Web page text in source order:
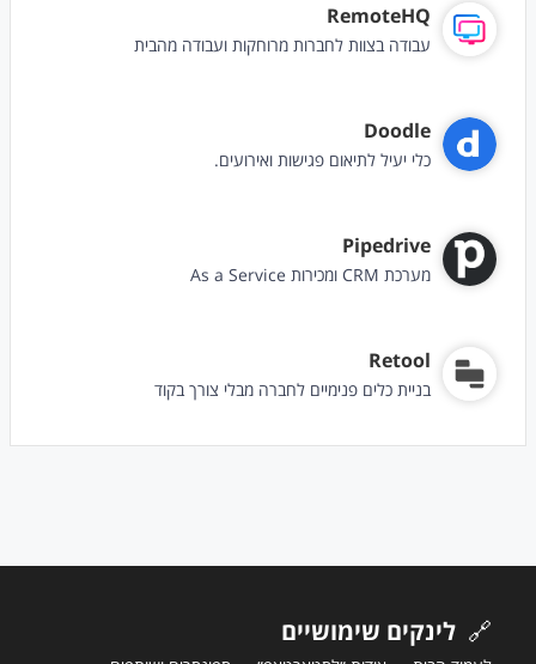
RemoteHQ
עבודה בצוות לחברות מרוחקות ועבודה מהבית
Doodle
כלי יעיל לתיאום פגישות ואירועים.
Pipedrive
מערכת CRM ומכירות As a Service
Retool
בניית כלים פנימיים לחברה מבלי צורך בקוד
🔗 לינקים שימושיים